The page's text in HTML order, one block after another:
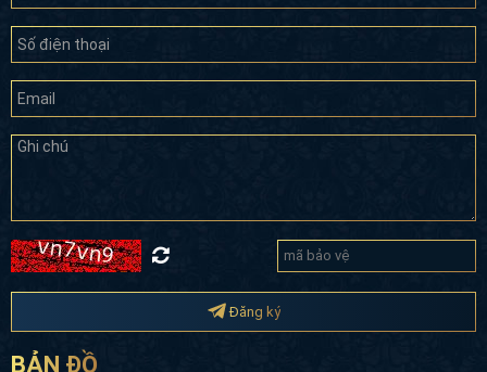
Đăng ký
BẢN ĐỒ